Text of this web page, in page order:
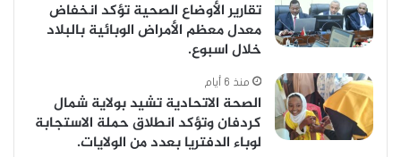
تقارير الأوضاع الصحية تؤكد انخفاض
معدل معظم الأمراض الوبائية بالبلاد
خلال اسبوع.
منذ 6 أيام
الصحة الاتحادية تشيد بولاية شمال
كردفان وتؤكد انطلاق حملة الاستجابة
لوباء الدفتريا بعدد من الولايات.